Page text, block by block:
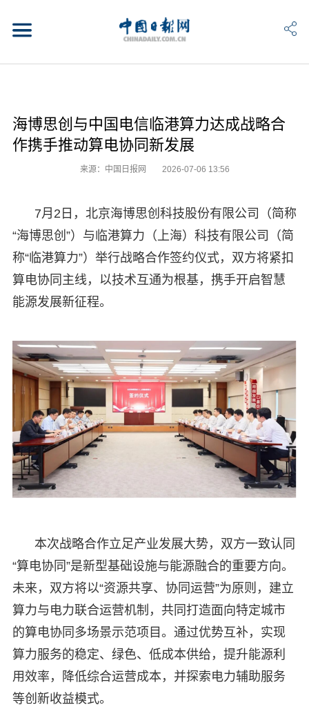
海博思创与中国电信临港算力达成战略合
作携手推动算电协同新发展
来源：中国日报网 2026-07-06 13:56
7月2日，北京海博思创科技股份有限公司（简称
“海博思创”）与临港算力（上海）科技有限公司（简
称“临港算力”）举行战略合作签约仪式，双方将紧扣
算电协同主线，以技术互通为根基，携手开启智慧
能源发展新征程。
本次战略合作立足产业发展大势，双方一致认同
“算电协同”是新型基础设施与能源融合的重要方向。
未来，双方将以“资源共享、协同运营”为原则，建立
算力与电力联合运营机制，共同打造面向特定城市
的算电协同多场景示范项目。通过优势互补，实现
算力服务的稳定、绿色、低成本供给，提升能源利
用效率，降低综合运营成本，并探索电力辅助服务
等创新收益模式。